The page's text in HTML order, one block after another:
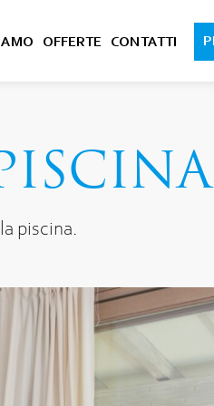
OFFERTE CONTATTI
piscina.